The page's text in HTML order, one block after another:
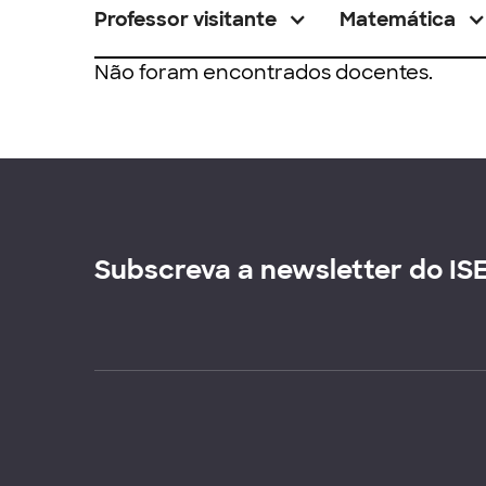
Professor visitante Matemática
Não foram encontrados docentes.
Subscreva a newsletter do